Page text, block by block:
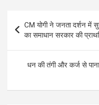
navigation
CM योगी ने जनता दर्शन में
का समाधान सरकार की
धन की तंगी और कर्ज से